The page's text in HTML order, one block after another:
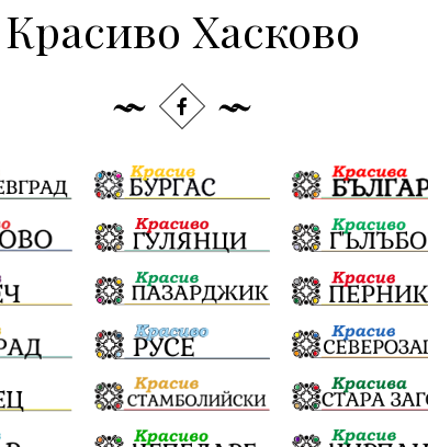
Красиво Хасково